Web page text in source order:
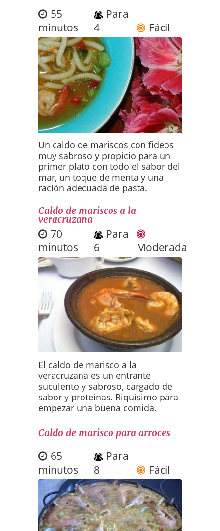
55
minutos
Para
4
Fácil
Un caldo de mariscos con fideos
muy sabroso y propicio para un
primer plato con todo el sabor del
mar, un toque de menta y una
ración adecuada de pasta.
Caldo de mariscos a la
veracruzana
70
minutos
Para
6
Moderada
El caldo de marisco a la
veracruzana es un entrante
suculento y sabroso, cargado de
sabor y proteínas. Riquísimo para
empezar una buena comida.
Caldo de marisco para arroces
65
minutos
Para
8
Fácil